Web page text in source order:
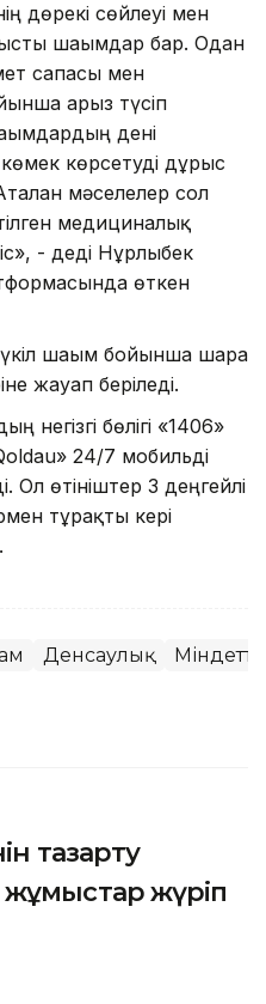
дөрекі сөйлеуі мен
шағымдар бар. Одан
сапасы мен
арыз түсіп
дені
көрсетуді дұрыс
мәселелер сол
медициналық
- деді Нұрлыбек
өткен
шағым бойынша шара
жауап беріледі.
негізгі бөлігі «1406»
24/7 мобильді
өтініштер 3 деңгейлі
тұрақты кері
Денсаулық
тазарту
жүріп